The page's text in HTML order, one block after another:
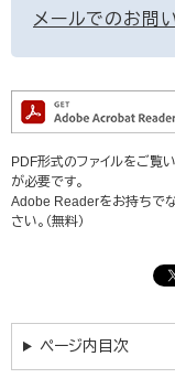
メールでのお問
PDF形式のファイルをご覧
が必要です。
Adobe Readerをお持ちでな
さい。（無料）
ページ内目次